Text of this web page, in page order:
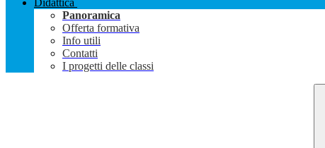
Didattica
Panoramica
Offerta formativa
Info utili
Contatti
I progetti delle classi